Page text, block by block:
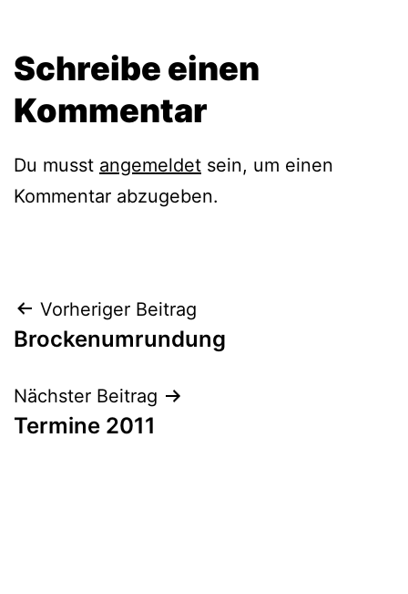
Schreibe einen
Kommentar
Du musst angemeldet sein, um einen
Kommentar abzugeben.
Beitragsnavigation
Vorheriger Beitrag
Brockenumrundung
Nächster Beitrag
Termine 2011